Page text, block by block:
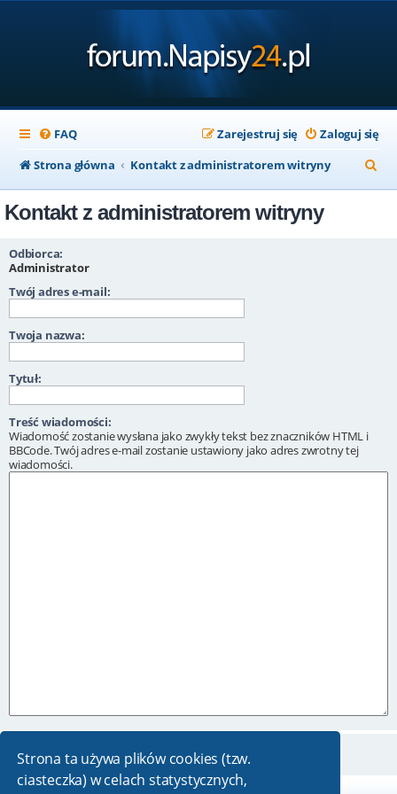
Strona ta używa plików cookies (tzw.
ciasteczka) w celach statystycznych,
FAQ Zaloguj się
Zarejestruj się
Strona główna
Kontakt z administratorem witryny
z
Kontakt z administratorem witryny
Odbiorca:
Administrator
Twój adres e-mail:
Twoja nazwa:
Tytuł:
Treść wiadomości:
Wiadomość zostanie wysłana jako zwykły tekst bez znaczników HTML i
BBCode. Twój adres e-mail zostanie ustawiony jako adres zwrotny tej
wiadomości.